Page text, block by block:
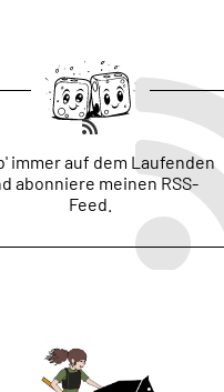
immer auf dem Laufenden
abonniere meinen RSS-
Feed.